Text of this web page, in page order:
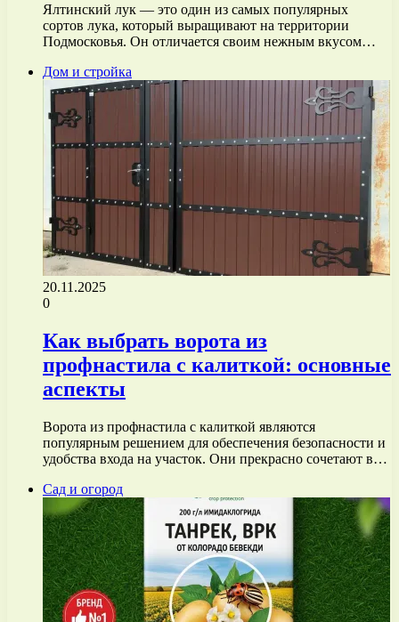
Ялтинский лук — это один из самых популярных
сортов лука, который выращивают на территории
Подмосковья. Он отличается своим нежным вкусом…
Дом и стройка
20.11.2025
0
Как выбрать ворота из
профнастила с калиткой: основные
аспекты
Ворота из профнастила с калиткой являются
популярным решением для обеспечения безопасности и
удобства входа на участок. Они прекрасно сочетают в…
Сад и огород